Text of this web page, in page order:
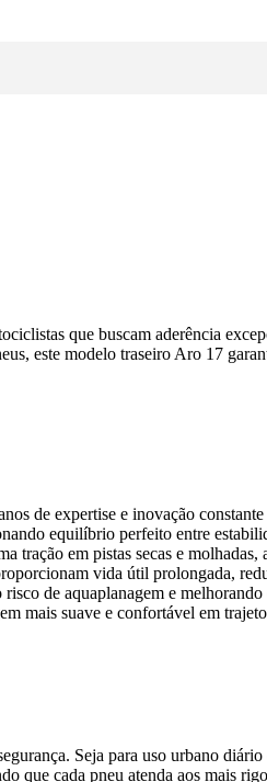
que buscam aderência
este modelo traseiro Aro 17
de expertise e inovação
equilíbrio perfeito entre
tração em pistas secas e molhadas,
vida útil prolongada,
de aquaplanagem e
mais suave e confortável em
Seja para uso urbano
cada pneu atenda aos mais